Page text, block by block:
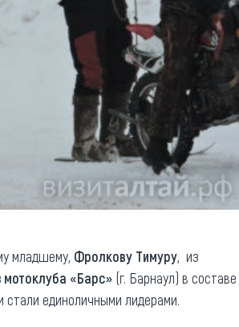
младшему, Фролкову Тимуру, из
мотоклуба «Барс» (г. Барнаул) в составе
стали единоличными лидерами.